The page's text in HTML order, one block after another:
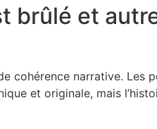
brûlé et
cohérence narrative. Les
et originale, mais